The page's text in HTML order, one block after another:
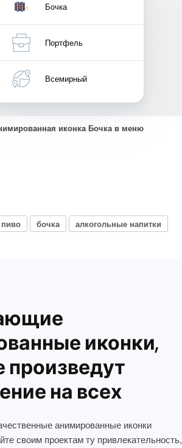
Бочка
Портфель
Всемирный
иконка Бочка в меню
пиво бочка алкогольные напитки
иконки,
произведут
на всех
анимированные иконки
своим проектам ту привлекательность,